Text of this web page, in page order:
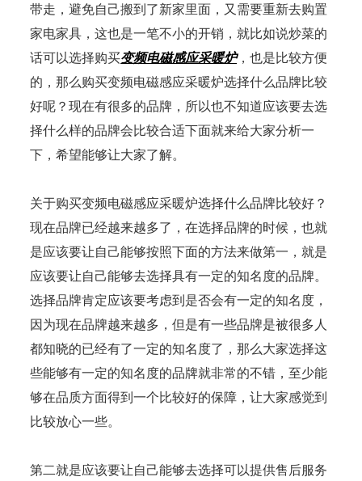
带走，避免自己搬到了新家里面，又需要重新去购置
家电家具，这也是一笔不小的开销，就比如说炒菜的
话可以选择购买变频电磁感应采暖炉，也是比较方便
的，那么购买变频电磁感应采暖炉选择什么品牌比较
好呢？现在有很多的品牌，所以也不知道应该要去选
择什么样的品牌会比较合适下面就来给大家分析一
下，希望能够让大家了解。
关于购买变频电磁感应采暖炉选择什么品牌比较好？
现在品牌已经越来越多了，在选择品牌的时候，也就
是应该要让自己能够按照下面的方法来做第一，就是
应该要让自己能够去选择具有一定的知名度的品牌。
选择品牌肯定应该要考虑到是否会有一定的知名度，
因为现在品牌越来越多，但是有一些品牌是被很多人
都知晓的已经有了一定的知名度了，那么大家选择这
些能够有一定的知名度的品牌就非常的不错，至少能
够在品质方面得到一个比较好的保障，让大家感觉到
比较放心一些。
第二就是应该要让自己能够去选择可以提供售后服务